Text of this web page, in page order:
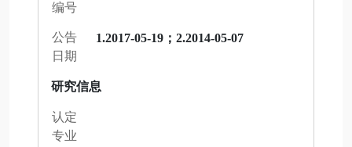
编号
公告
日期
1.2017-05-19；2.2014-05-07
研究信息
认定
专业